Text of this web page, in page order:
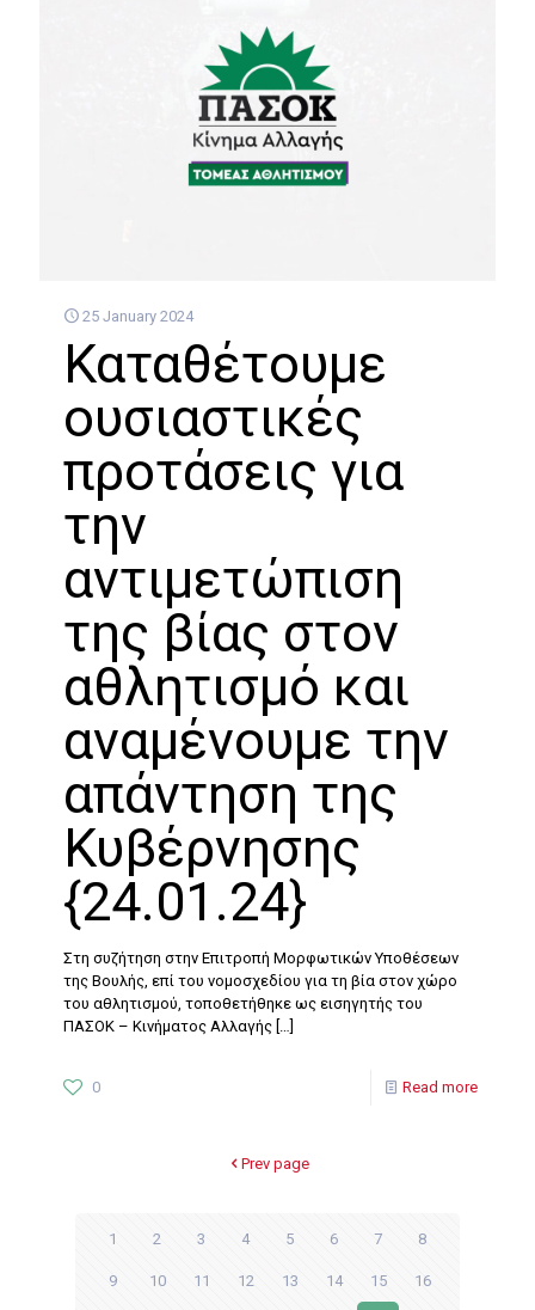
25 January 2024
Καταθέτουμε
ουσιαστικές
προτάσεις για
την
αντιμετώπιση
της βίας στον
αθλητισμό και
αναμένουμε την
απάντηση της
Κυβέρνησης
{24.01.24}
Στη συζήτηση στην Επιτροπή Μορφωτικών Υποθέσεων
της Βουλής, επί του νομοσχεδίου για τη βία στον χώρο
του αθλητισμού, τοποθετήθηκε ως εισηγητής του
ΠΑΣΟΚ – Κινήματος Αλλαγής […]
0 Read more
Prev page
1 2 3 4 5 6 7 8
9 10 11 12 13 14 15 16